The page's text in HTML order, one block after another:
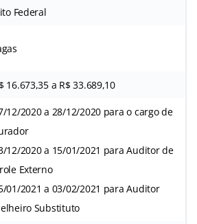
Federal
16.673,35 a R$ 33.689,10
12/2020 a 28/12/2020 para o cargo de
12/2020 a 15/01/2021 para Auditor de
Externo
01/2021 a 03/02/2021 para Auditor
Substituto